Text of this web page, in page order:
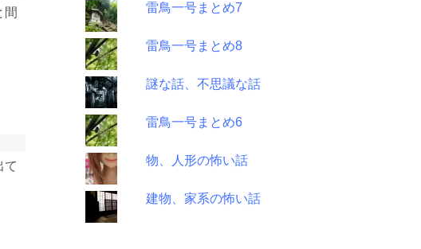
間
て
雷鳥一号まとめ7
雷鳥一号まとめ8
謎な話、不思議な話
雷鳥一号まとめ6
物、人形の怖い話
建物、家系の怖い話